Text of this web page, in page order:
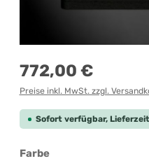
Regulärer Preis:
772,00 €
Preise inkl. MwSt. zzgl.
Sofort verfügbar,
Farbeauswählen